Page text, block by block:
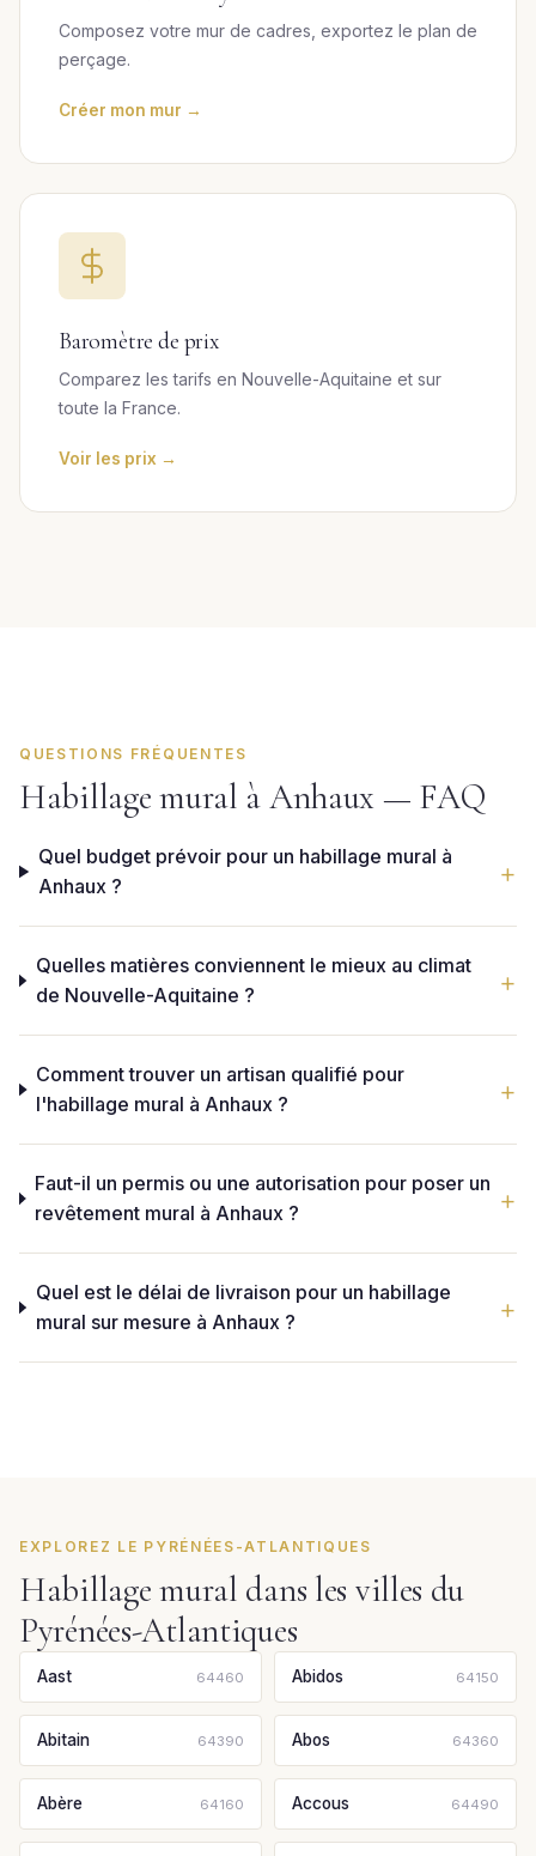
Composez votre mur de cadres, exportez le plan de
perçage.
Créer mon mur →
Baromètre de prix
Comparez les tarifs en Nouvelle-Aquitaine et sur
toute la France.
Voir les prix →
QUESTIONS FRÉQUENTES
Habillage mural à Anhaux — FAQ
Quel budget prévoir pour un habillage mural à
Anhaux ?
Quelles matières conviennent le mieux au climat
de Nouvelle-Aquitaine ?
Comment trouver un artisan qualifié pour
l'habillage mural à Anhaux ?
Faut-il un permis ou une autorisation pour poser un
revêtement mural à Anhaux ?
Quel est le délai de livraison pour un habillage
mural sur mesure à Anhaux ?
EXPLOREZ LE PYRÉNÉES-ATLANTIQUES
Habillage mural dans les villes du
Pyrénées-Atlantiques
Aast 64460 Abidos 64150
Abitain 64390 Abos 64360
Abère 64160 Accous 64490